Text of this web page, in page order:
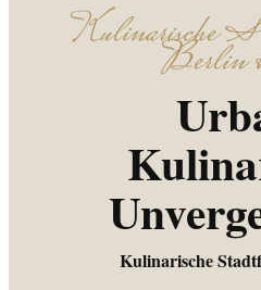
Kulinarische
Berlin
Kulinarische